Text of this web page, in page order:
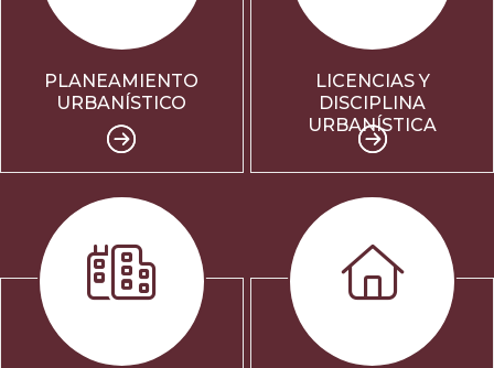
PLANEAMIENTO
URBANÍSTICO
LICENCIAS Y
DISCIPLINA
URBANÍSTICA